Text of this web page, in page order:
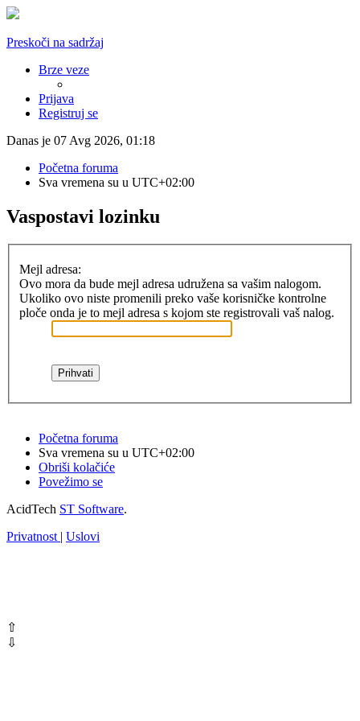
Preskoči na sadržaj
Brze veze
Prijava
Registruj se
Danas je 07 Avg 2026, 01:18
Početna foruma
Sva vremena su u UTC+02:00
Vaspostavi lozinku
Mejl adresa:
Ovo mora da bude mejl adresa udružena sa vašim nalogom.
Ukoliko ovo niste promenili preko vaše korisničke kontrolne
ploče onda je to mejl adresa s kojom ste registrovali vaš nalog.
Početna foruma
Sva vremena su u UTC+02:00
Obriši kolačiće
Povežimo se
AcidTech ST Software.
Privatnost | Uslovi
⇧
⇩